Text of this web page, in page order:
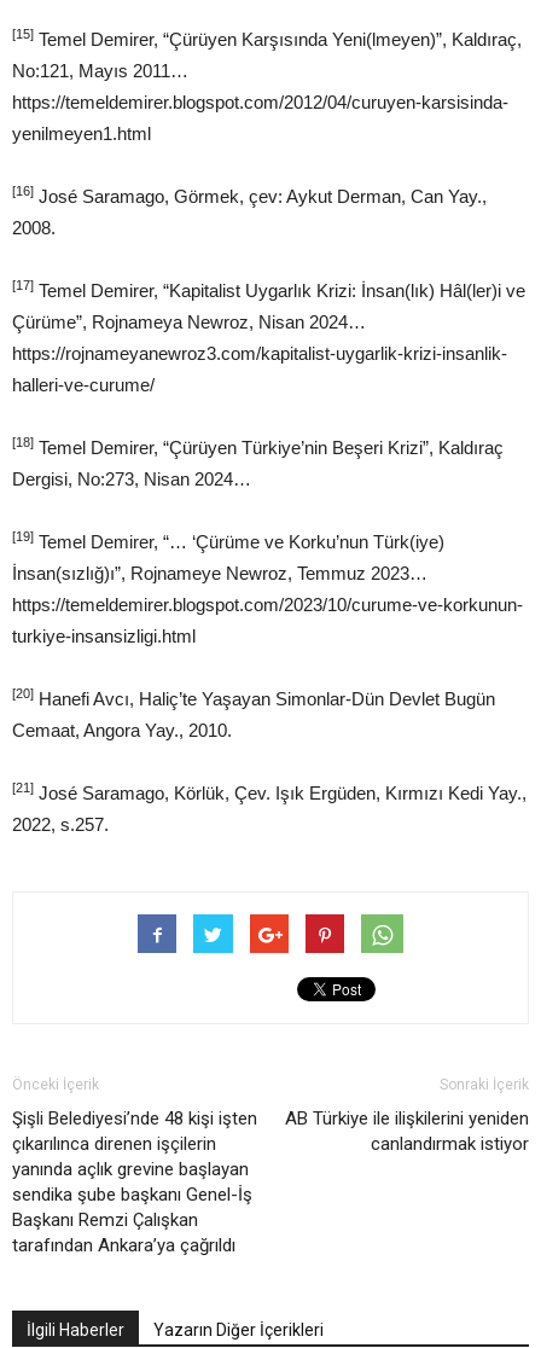
[15] Temel Demirer, “Çürüyen Karşısında Yeni(lmeyen)”, Kaldıraç,
No:121, Mayıs 2011…
https://temeldemirer.blogspot.com/2012/04/curuyen-karsisinda-
yenilmeyen1.html
[16] José Saramago, Görmek, çev: Aykut Derman, Can Yay.,
2008.
[17] Temel Demirer, “Kapitalist Uygarlık Krizi: İnsan(lık) Hâl(ler)i ve
Çürüme”, Rojnameya Newroz, Nisan 2024…
https://rojnameyanewroz3.com/kapitalist-uygarlik-krizi-insanlik-
halleri-ve-curume/
[18] Temel Demirer, “Çürüyen Türkiye’nin Beşeri Krizi”, Kaldıraç
Dergisi, No:273, Nisan 2024…
[19] Temel Demirer, “… ‘Çürüme ve Korku’nun Türk(iye)
İnsan(sızlığ)ı”, Rojnameye Newroz, Temmuz 2023…
https://temeldemirer.blogspot.com/2023/10/curume-ve-korkunun-
turkiye-insansizligi.html
[20] Hanefi Avcı, Haliç’te Yaşayan Simonlar-Dün Devlet Bugün
Cemaat, Angora Yay., 2010.
[21] José Saramago, Körlük, Çev. Işık Ergüden, Kırmızı Kedi Yay.,
2022, s.257.
Önceki İçerik
Şişli Belediyesi’nde 48 kişi işten
çıkarılınca direnen işçilerin
yanında açlık grevine başlayan
sendika şube başkanı Genel-İş
Başkanı Remzi Çalışkan
tarafından Ankara’ya çağrıldı
Sonraki İçerik
AB Türkiye ile ilişkilerini yeniden
canlandırmak istiyor
İlgili Haberler Yazarın Diğer İçerikleri